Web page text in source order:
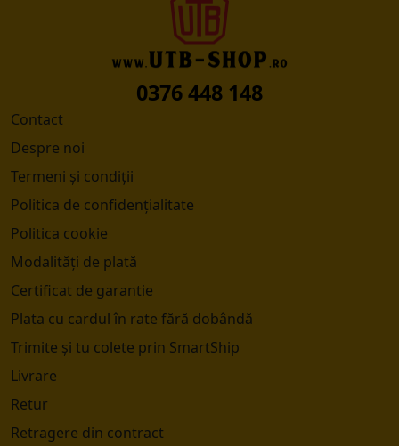
0376 448 148
Contact
Despre noi
Termeni și condiții
Politica de confidențialitate
Politica cookie
Modalități de plată
Certificat de garantie
Plata cu cardul în rate fără dobândă
Trimite și tu colete prin SmartShip
Livrare
Retur
Retragere din contract